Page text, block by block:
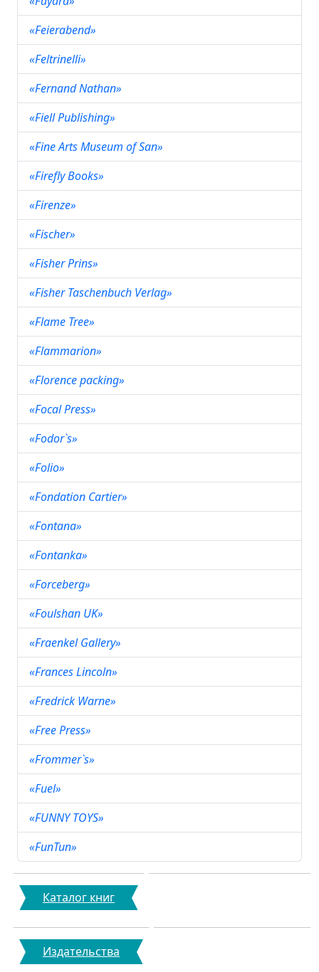
«Feierabend»
«Feltrinelli»
«Fernand Nathan»
«Fiell Publishing»
«Fine Arts Museum of San»
«Firefly Books»
«Firenze»
«Fischer»
«Fisher Prins»
«Fisher Taschenbuch Verlag»
«Flame Tree»
«Flammarion»
«Florence packing»
«Focal Press»
«Fodor`s»
«Folio»
«Fondation Cartier»
«Fontana»
«Fontanka»
«Forceberg»
«Foulshan UK»
«Fraenkel Gallery»
«Frances Lincoln»
«Fredrick Warne»
«Free Press»
«Frommer`s»
«Fuel»
«FUNNY TOYS»
«FunTun»
Каталог книг
Издательства